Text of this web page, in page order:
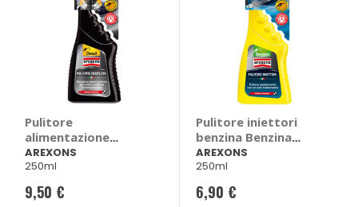
Pulitore
alimentazione
Diesel Pulitore
Completo
Alimentazione -
AREXONS
AREXONS
250ml
9,50 €
Pulitore iniettori
benzina Benzina
Pulitore Iniettori -
AREXONS
AREXONS
250ml
6,90 €